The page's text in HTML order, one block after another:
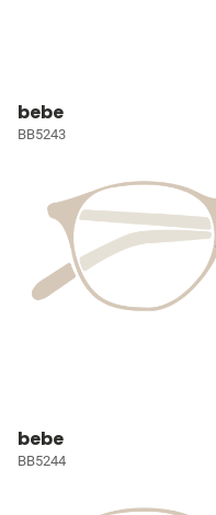
bebe
BB5243
bebe
BB5244